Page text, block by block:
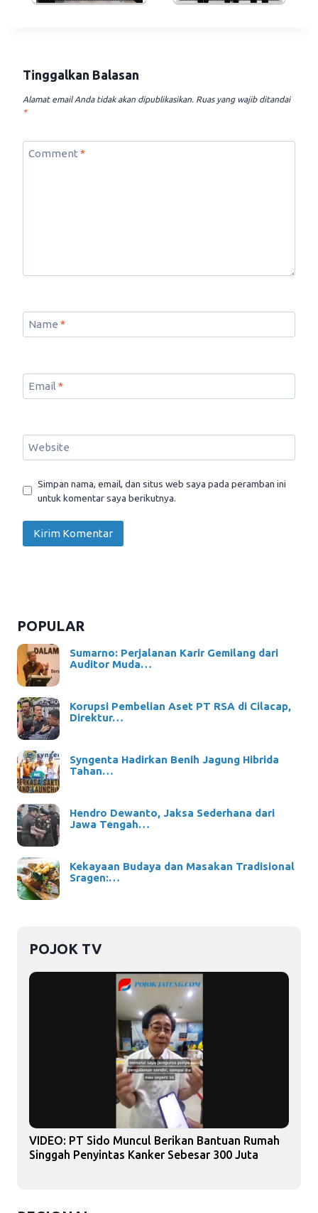
Tinggalkan Balasan
Alamat email Anda tidak akan dipublikasikan. Ruas yang wajib ditandai
*
Comment *
Name *
Email *
Website
Simpan nama, email, dan situs web saya pada peramban ini
untuk komentar saya berikutnya.
POPULAR
Sumarno: Perjalanan Karir Gemilang dari
Auditor Muda…
Korupsi Pembelian Aset PT RSA di Cilacap,
Direktur…
Syngenta Hadirkan Benih Jagung Hibrida
Tahan…
Hendro Dewanto, Jaksa Sederhana dari
Jawa Tengah…
Kekayaan Budaya dan Masakan Tradisional
Sragen:…
POJOK TV
VIDEO: PT Sido Muncul Berikan Bantuan Rumah
Singgah Penyintas Kanker Sebesar 300 Juta